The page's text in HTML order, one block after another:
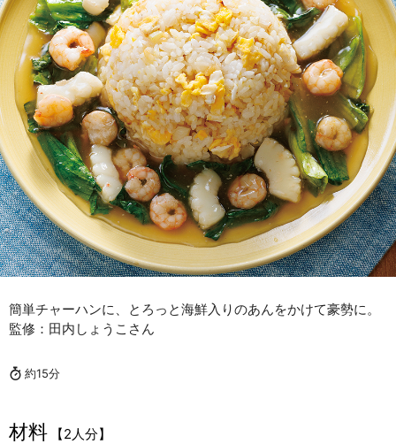
簡単チャーハンに、とろっと海鮮入りのあんをかけて豪勢に。
監修：田内しょうこさん
約15分
材料
【2人分】